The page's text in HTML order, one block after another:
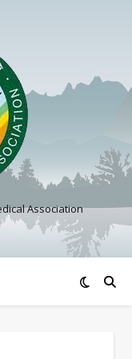
Association